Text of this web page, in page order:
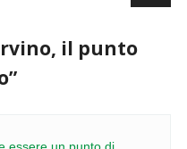
il punto